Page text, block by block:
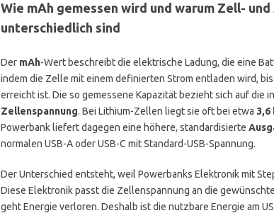
Wie mAh gemessen wird und warum Zell-
unterschiedlich sind
Der mAh-Wert beschreibt die elektrische Ladung, die eine
indem die Zelle mit einem definierten Strom entladen wird,
erreicht ist. Die so gemessene Kapazität bezieht sich auf die
Zellenspannung. Bei Lithium-Zellen liegt sie oft bei etwa 3,6
Powerbank liefert dagegen eine höhere, standardisierte
normalen USB-A oder USB-C mit Standard-USB-Spannung.
Der Unterschied entsteht, weil Powerbanks Elektronik mit
Diese Elektronik passt die Zellenspannung an die
geht Energie verloren. Deshalb ist die nutzbare Energie am